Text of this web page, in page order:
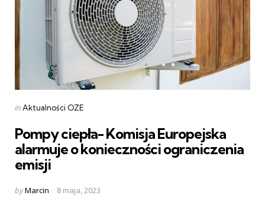
Categories
Posted
inAktualności OZE
Pompy ciepła- Komisja Europejska
alarmuje o konieczności ograniczenia
emisji
Posted
byMarcin 8 maja, 2023